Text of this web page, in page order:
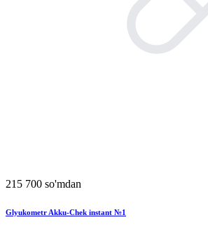
215 700 so'mdan
Glyukometr Akku-Chek instant №1